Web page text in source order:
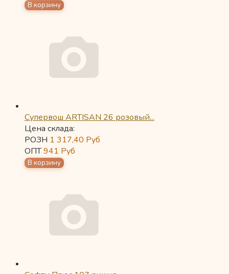
Супервош ARTISAN 26 розовый...
Цена склада:
РОЗН 1 317,40 Руб
ОПТ941 Руб